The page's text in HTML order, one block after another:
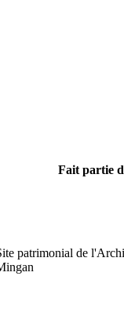
Fait partie
patrimonial de